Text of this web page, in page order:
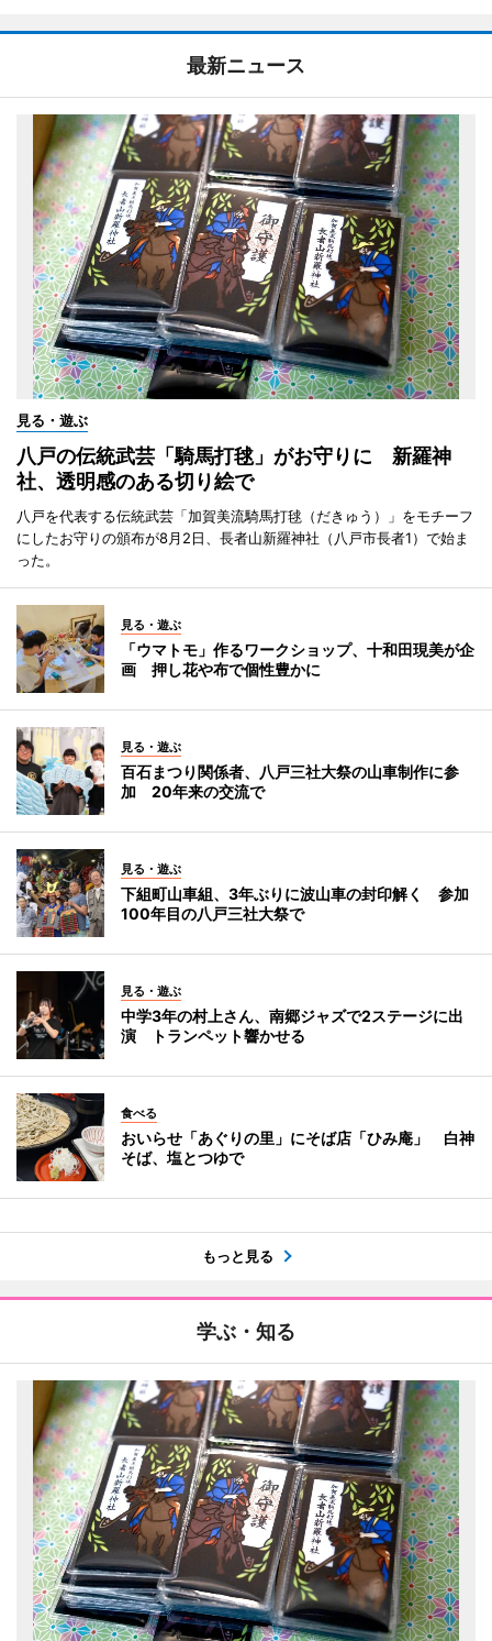
最新ニュース
見る・遊ぶ
八戸の伝統武芸「騎馬打毬」がお守りに 新羅神
社、透明感のある切り絵で
八戸を代表する伝統武芸「加賀美流騎馬打毬（だきゅう）」をモチーフ
にしたお守りの頒布が8月2日、長者山新羅神社（八戸市長者1）で始ま
った。
見る・遊ぶ
「ウマトモ」作るワークショップ、十和田現美が企
画 押し花や布で個性豊かに
見る・遊ぶ
百石まつり関係者、八戸三社大祭の山車制作に参
加 20年来の交流で
見る・遊ぶ
下組町山車組、3年ぶりに波山車の封印解く 参加
100年目の八戸三社大祭で
見る・遊ぶ
中学3年の村上さん、南郷ジャズで2ステージに出
演 トランペット響かせる
食べる
おいらせ「あぐりの里」にそば店「ひみ庵」 白神
そば、塩とつゆで
もっと見る
学ぶ・知る